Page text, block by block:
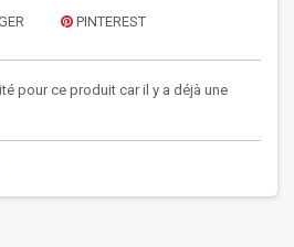
PINTEREST
pour ce produit car il y a déjà une